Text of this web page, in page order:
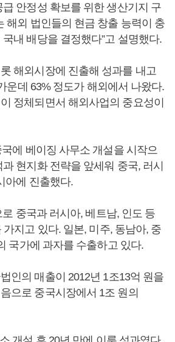
안정성 확보를 위한 생산기지 구
해외 법인들의 현금 창출 능력이 충
내 배당을 결정했다”고 설명했다.
해외시장에 진출해 성과를 내고
운데 63% 정도가 해외에서 나왔다.
정체되면서 해외사업의 중요성이
에 베이징 사무소 개설을 시작으
현지화 전략을 앞세워 중국, 러시
아에 진출했다.
중국과 러시아, 베트남, 인도 등
지고 있다. 일본, 미주, 동남아, 중
국가에 과자를 수출하고 있다.
인의 매출이 2012년 1조13억 원을
으로 중국시장에서 1조 원의